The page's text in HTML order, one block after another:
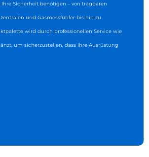
Ihre Sicherheit benötigen – von tragbaren
und Gasmessfühler bis hin zu
wird durch professionellen Service wie
um sicherzustellen, dass Ihre Ausrüstung